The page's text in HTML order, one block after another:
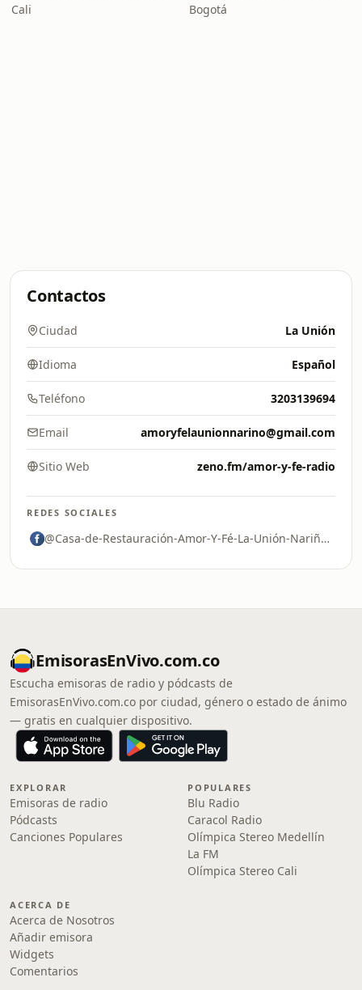
Cali Bogotá
Contactos
Ciudad La Unión
Idioma Español
Teléfono 3203139694
Email amoryfelaunionnarino@gmail.com
Sitio Web zeno.fm/amor-y-fe-radio
REDES SOCIALES
@Casa-de-Restauración-Amor-Y-Fé-La-Unión-Nariño-100257411629025
EmisorasEnVivo.com.co
Escucha emisoras de radio y pódcasts de
EmisorasEnVivo.com.co por ciudad, género o estado de ánimo
— gratis en cualquier dispositivo.
EXPLORAR
Emisoras de radio
Pódcasts
Canciones Populares
POPULARES
Blu Radio
Caracol Radio
Olímpica Stereo Medellín
La FM
Olímpica Stereo Cali
ACERCA DE
Acerca de Nosotros
Añadir emisora
Widgets
Comentarios